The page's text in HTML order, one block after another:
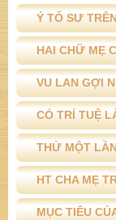
Ý TỔ SƯ
HAI CHỮ MẸ
VU LAN GỢI
CÓ TRÍ TUỆ
THỬ MỘT
HT CHA MẸ
MỤC TIÊU